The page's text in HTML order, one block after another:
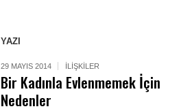
YAZI
29 MAYIS 2014 İLIŞKILER
Bir Kadınla Evlenmemek İçin
Nedenler